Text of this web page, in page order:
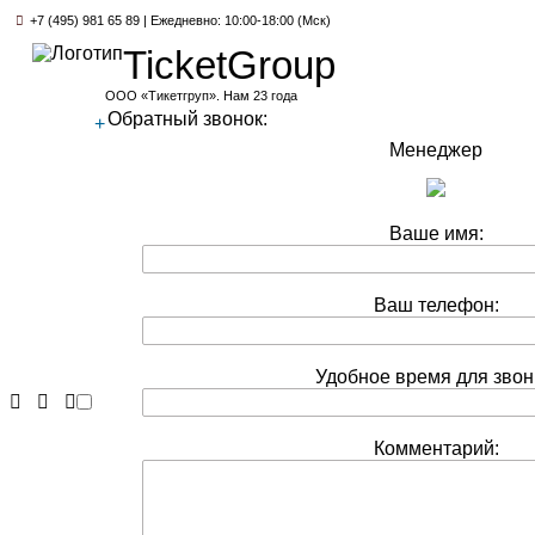
+7 (495) 981 65 89 | Ежедневно: 10:00-18:00 (Мск)
TicketGroup
ООО «Тикетгруп». Нам 23 года
+Обратный звонок:
Менеджер
Ваше имя:
Ваш телефон:
Удобное время для
Комментарий: